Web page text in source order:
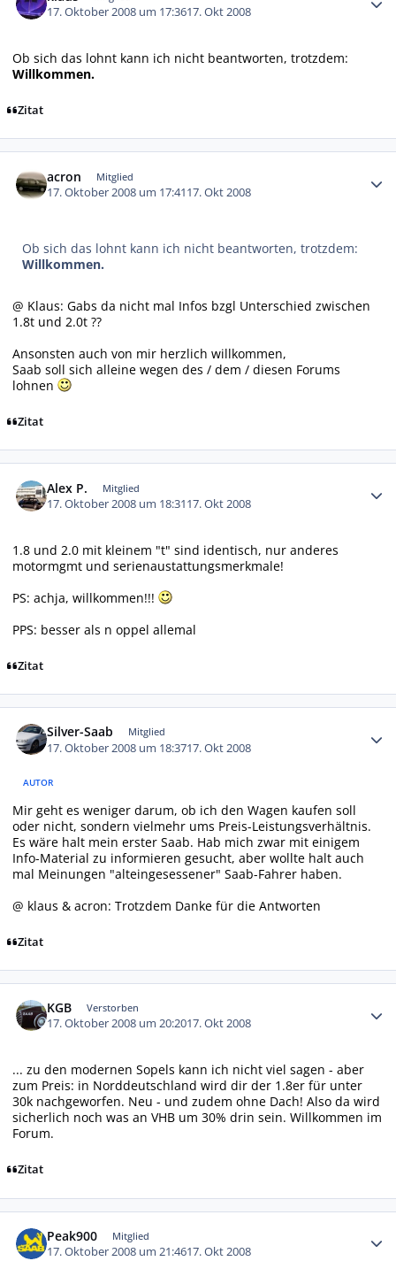
17. Oktober 2008 um 17:3617. Okt 2008
Ob sich das lohnt kann ich nicht beantworten, trotzdem:
Willkommen.
Zitat
acron Mitglied
17. Oktober 2008 um 17:4117. Okt 2008
Ob sich das lohnt kann ich nicht beantworten, trotzdem:
Willkommen.
@ Klaus: Gabs da nicht mal Infos bzgl Unterschied zwischen
1.8t und 2.0t ??
Ansonsten auch von mir herzlich willkommen,
Saab soll sich alleine wegen des / dem / diesen Forums
lohnen
Zitat
Alex P. Mitglied
17. Oktober 2008 um 18:3117. Okt 2008
1.8 und 2.0 mit kleinem "t" sind identisch, nur anderes
motormgmt und serienaustattungsmerkmale!
PS: achja, willkommen!!!
PPS: besser als n oppel allemal
Zitat
Silver-Saab Mitglied
17. Oktober 2008 um 18:3717. Okt 2008
AUTOR
Mir geht es weniger darum, ob ich den Wagen kaufen soll
oder nicht, sondern vielmehr ums Preis-Leistungsverhältnis.
Es wäre halt mein erster Saab. Hab mich zwar mit einigem
Info-Material zu informieren gesucht, aber wollte halt auch
mal Meinungen "alteingesessener" Saab-Fahrer haben.
@ klaus & acron: Trotzdem Danke für die Antworten
Zitat
KGB Verstorben
17. Oktober 2008 um 20:2017. Okt 2008
... zu den modernen Sopels kann ich nicht viel sagen - aber
zum Preis: in Norddeutschland wird dir der 1.8er für unter
30k nachgeworfen. Neu - und zudem ohne Dach! Also da wird
sicherlich noch was an VHB um 30% drin sein. Willkommen im
Forum.
Zitat
Peak900 Mitglied
17. Oktober 2008 um 21:4617. Okt 2008